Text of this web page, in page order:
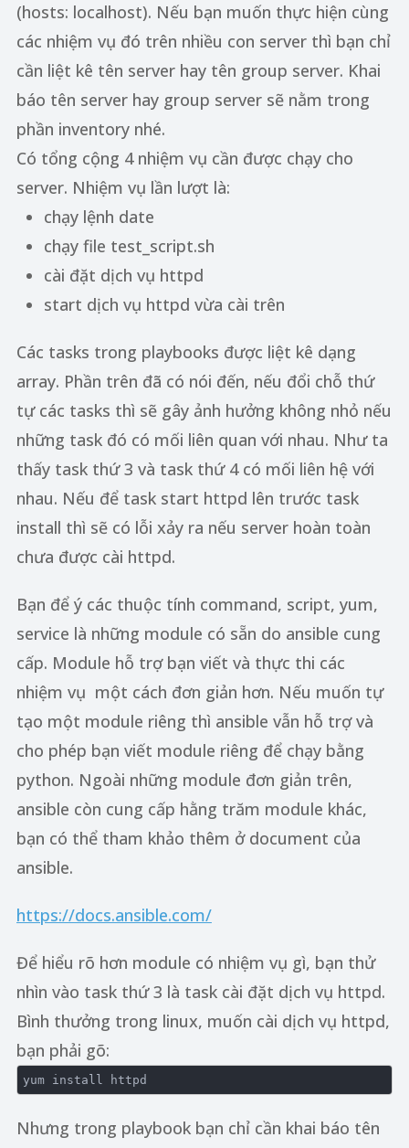
(hosts: localhost). Nếu bạn muốn thực hiện cùng
các nhiệm vụ đó trên nhiều con server thì bạn chỉ
cần liệt kê tên server hay tên group server. Khai
báo tên server hay group server sẽ nằm trong
phần inventory nhé.
Có tổng cộng 4 nhiệm vụ cần được chạy cho
server. Nhiệm vụ lần lượt là:
chạy lệnh date
chạy file test_script.sh
cài đặt dịch vụ httpd
start dịch vụ httpd vừa cài trên
Các tasks trong playbooks được liệt kê dạng
array. Phần trên đã có nói đến, nếu đổi chỗ thứ
tự các tasks thì sẽ gây ảnh hưởng không nhỏ nếu
những task đó có mối liên quan với nhau. Như ta
thấy task thứ 3 và task thứ 4 có mối liên hệ với
nhau. Nếu để task start httpd lên trước task
install thì sẽ có lỗi xảy ra nếu server hoàn toàn
chưa được cài httpd.
Bạn để ý các thuộc tính command, script, yum,
service là những module có sẵn do ansible cung
cấp. Module hỗ trợ bạn viết và thực thi các
nhiệm vụ một cách đơn giản hơn. Nếu muốn tự
tạo một module riêng thì ansible vẫn hỗ trợ và
cho phép bạn viết module riêng để chạy bằng
python. Ngoài những module đơn giản trên,
ansible còn cung cấp hằng trăm module khác,
bạn có thể tham khảo thêm ở document của
ansible.
https://docs.ansible.com/
Để hiểu rõ hơn module có nhiệm vụ gì, bạn thử
nhìn vào task thứ 3 là task cài đặt dịch vụ httpd.
Bình thưởng trong linux, muốn cài dịch vụ httpd,
bạn phải gõ:
Nhưng trong playbook bạn chỉ cần khai báo tên